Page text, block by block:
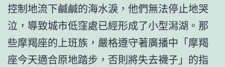
控制地流下鹹鹹的海水淚，他們無法停止地哭
泣，導致城市低窪處已經形成了小型潟湖。那
些摩羯座的上班族，嚴格遵守著廣播中「摩羯
座今天適合原地踏步，否則將失去襪子」的指